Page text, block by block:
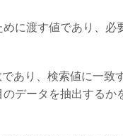
に渡す値であり、必
あり、検索値に一致
データを抽出するか